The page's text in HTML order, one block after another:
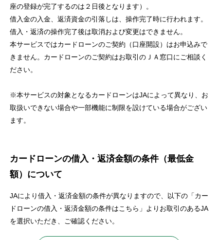
使い方
座の登録が完了するのは２日後となります）。
借入金の入金、返済資金の引落しは、操作完了時に行われます。
借入・返済の操作完了後は取消および変更はできません。
本サービスではカードローンのご契約（口座開設）はお申込みで
きません。カードローンのご契約はお取引のＪＡ窓口にご相談く
ださい。
※本サービスの対象となるカードローンはJAによって異なり、お
取扱いできない場合や一部機能に制限を設けている場合がござい
ます。
カードローンの借入・返済金額の条件（最低金
額）について
JAにより借入・返済金額の条件が異なりますので、以下の「カー
ドローンの借入・返済金額の条件はこちら」よりお取引のあるJA
を選択いただき、ご確認ください。